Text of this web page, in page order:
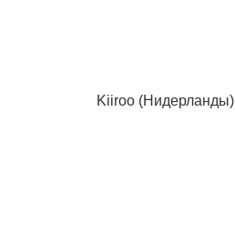
Kiiroo (Нидерланды)